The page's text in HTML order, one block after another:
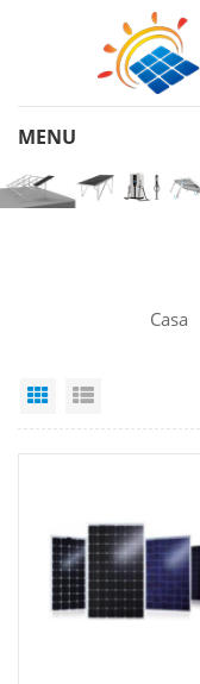
Casa
Grid View